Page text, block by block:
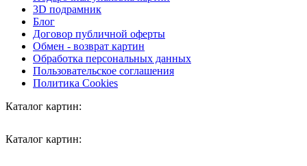
3D подрамник
Блог
Договор публичной оферты
Обмен - возврат картин
Обработка персональных данных
Пользовательское соглашения
Политика Cookies
Каталог картин:
Каталог картин: